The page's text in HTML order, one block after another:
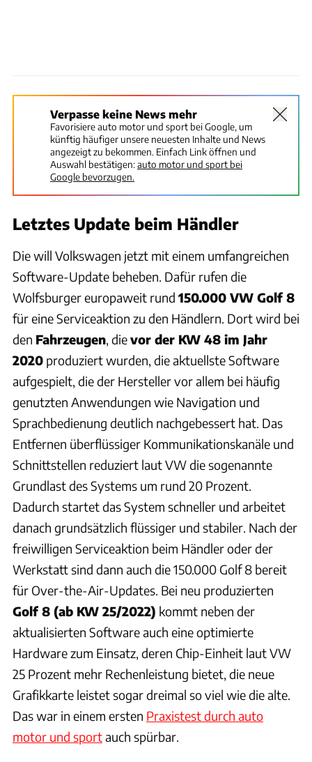
Verpasse keine News mehr
Favorisiere auto motor und sport bei Google, um
künftig häufiger unsere neuesten Inhalte und News
angezeigt zu bekommen. Einfach Link öffnen und
Auswahl bestätigen:auto motor und sport bei
Google bevorzugen.
Letztes Update beim Händler
Die will Volkswagen jetzt mit einem umfangreichen
Software-Update beheben. Dafür rufen die
Wolfsburger europaweit rund 150.000 VW Golf 8
für eine Serviceaktion zu den Händlern. Dort wird bei
den Fahrzeugen, dievor der KW 48 im Jahr
2020 produziert wurden, die aktuellste Software
aufgespielt, die der Hersteller vor allem bei häufig
genutzten Anwendungen wie Navigation und
Sprachbedienung deutlich nachgebessert hat. Das
Entfernen überflüssiger Kommunikationskanäle und
Schnittstellen reduziert laut VW die sogenannte
Grundlast des Systems um rund 20 Prozent.
Dadurch startet das System schneller und arbeitet
danach grundsätzlich flüssiger und stabiler. Nach der
freiwilligen Serviceaktion beim Händler oder der
Werkstatt sind dann auch die 150.000 Golf 8 bereit
für Over-the-Air-Updates. Bei neu produzierten
Golf 8 (ab KW 25/2022) kommt neben der
aktualisierten Software auch eine optimierte
Hardware zum Einsatz, deren Chip-Einheit laut VW
25 Prozent mehr Rechenleistung bietet, die neue
Grafikkarte leistet sogar dreimal so viel wie die alte.
Das war in einem ersten Praxistest durch auto
motor und sportauch spürbar.